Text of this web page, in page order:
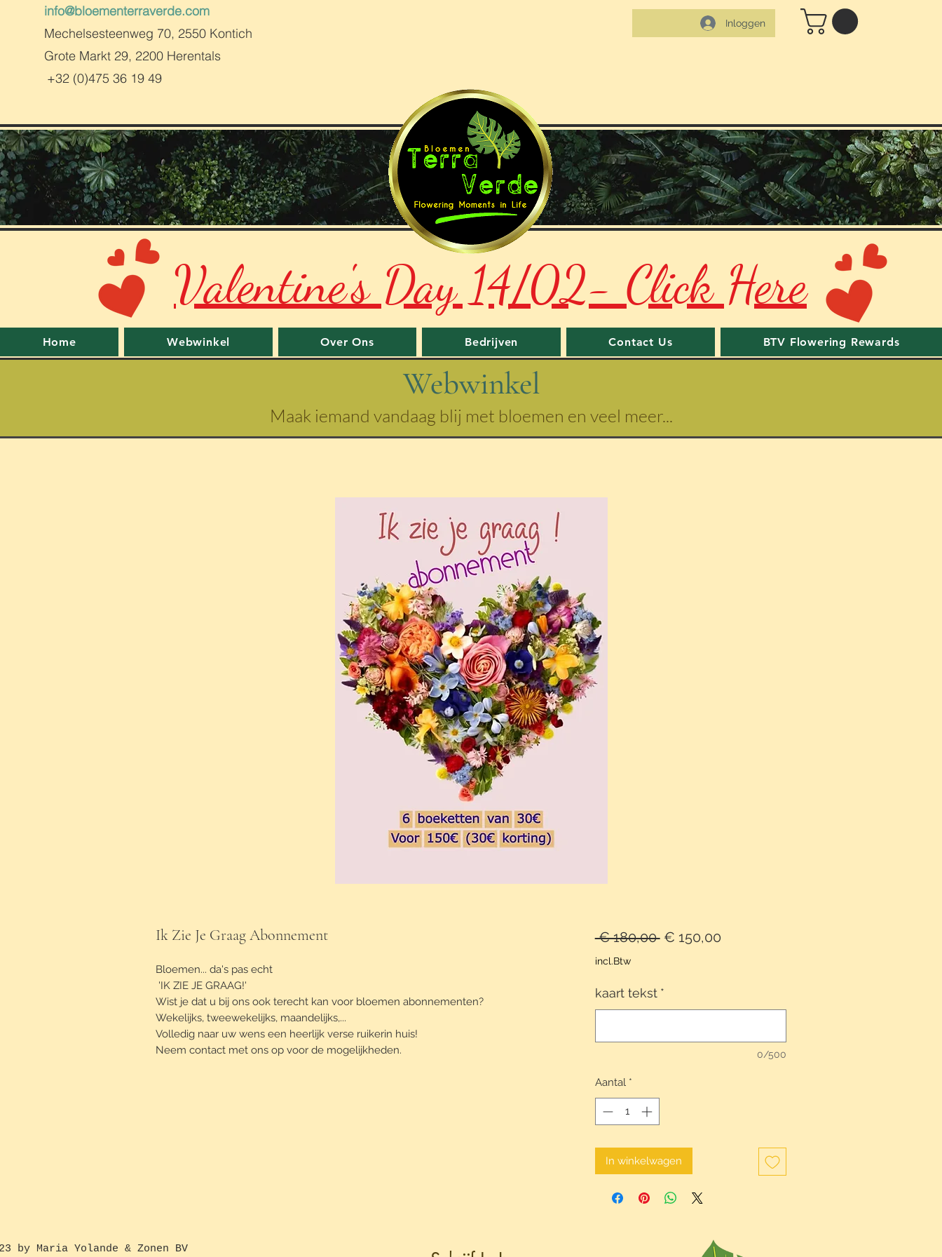
info@bloementerraverde.com
Mechelsesteenweg 70, 2550 Kontich
Grote Markt 29, 2200 Herentals
+32 (0)475 36 19 49
Inloggen
Valentine's Day 14/02- Click Here
Home Webwinkel Over Ons Bedrijven Contact Us BTV Flowering Rewards
Webwinkel
Ik Zie Je Graag Abonnement
Bloemen... da's pas echt
'IK ZIE JE GRAAG!'
Wist je dat u bij ons ook terecht kan voor bloemen abonnementen?
Wekelijks, tweewekelijks, maandelijks,...
Volledig naar uw wens een heerlijk verse ruikerin huis!
Neem contact met ons op voor de mogelijkheden.
€ 180,00 Normale
€ 150,00Verkoopprijs
incl.Btw
kaart tekst *
0/500
Aantal *
In winkelwagen
Maak iemand vandaag blij met bloemen en veel meer...
by Maria Yolande & Zonen BV